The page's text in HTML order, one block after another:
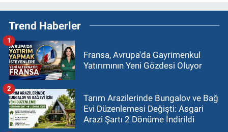
Trend Haberler
Fransa, Avrupa'da Gayrimenkul
Yatırımının Yeni Gözdesi Oluyor
1
Tarım Arazilerinde Bungalov ve Bağ
Evi Düzenlemesi Değişti: Asgari
Arazi Şartı 2 Dönüme İndirildi
2